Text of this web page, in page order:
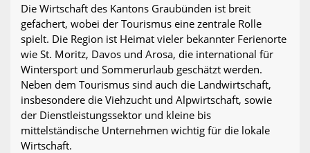
Die Wirtschaft des Kantons Graubünden ist breit
gefächert, wobei der Tourismus eine zentrale Rolle
spielt. Die Region ist Heimat vieler bekannter Ferienorte
wie St. Moritz, Davos und Arosa, die international für
Wintersport und Sommerurlaub geschätzt werden.
Neben dem Tourismus sind auch die Landwirtschaft,
insbesondere die Viehzucht und Alpwirtschaft, sowie
der Dienstleistungssektor und kleine bis
mittelständische Unternehmen wichtig für die lokale
Wirtschaft.